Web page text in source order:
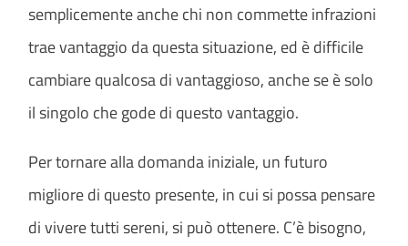
semplicemente anche chi non commette infrazioni
trae vantaggio da questa situazione, ed è difficile
cambiare qualcosa di vantaggioso, anche se è solo
il singolo che gode di questo vantaggio.
Per tornare alla domanda iniziale, un futuro
migliore di questo presente, in cui si possa pensare
di vivere tutti sereni, si può ottenere. C’è bisogno,